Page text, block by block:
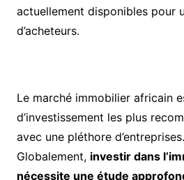
actuellement disponibles pour
d’acheteurs.
Le marché immobilier africain
d’investissement les plus
avec une pléthore d’entreprises.
Globalement, investir dans
nécessite une étude